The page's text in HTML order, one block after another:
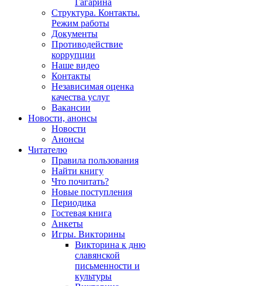
Гагарина
Структура. Контакты.
Режим работы
Документы
Противодействие
коррупции
Наше видео
Контакты
Независимая оценка
качества услуг
Вакансии
Новости, анонсы
Новости
Анонсы
Читателю
Правила пользования
Найти книгу
Что почитать?
Новые поступления
Периодика
Гостевая книга
Анкеты
Игры. Викторины
Викторина к дню
славянской
письменности и
культуры